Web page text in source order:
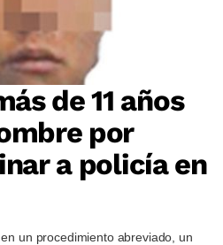
de 11 años
por
a policía en
un procedimiento abreviado, un